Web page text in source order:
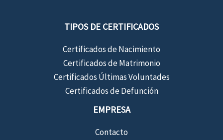
TIPOS DE CERTIFICADOS
Certificados de Nacimiento
Certificados de Matrimonio
Certificados Últimas Voluntades
Certificados de Defunción
EMPRESA
Contacto